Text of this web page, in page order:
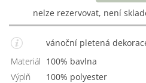
nelze rezervovat, není
vánoční pletená
Materiál
100% bavlna
Výplň
100% polyester